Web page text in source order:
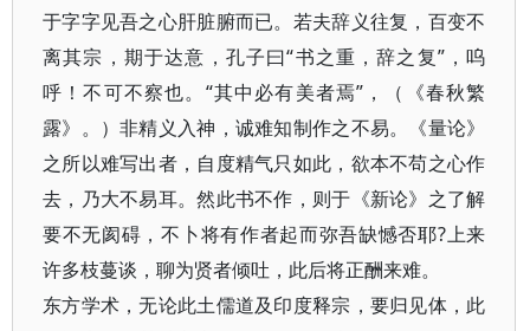
于字字见吾之心肝脏腑而已。若夫辞义往复，百变不
离其宗，期于达意，孔子曰“书之重，辞之复”，呜
呼！不可不察也。“其中必有美者焉”，（《春秋繁
露》。）非精义入神，诚难知制作之不易。《量论》
之所以难写出者，自度精气只如此，欲本不苟之心作
去，乃大不易耳。然此书不作，则于《新论》之了解
要不无阂碍，不卜将有作者起而弥吾缺憾否耶?上来
许多枝蔓谈，聊为贤者倾吐，此后将正酬来难。
东方学术，无论此土儒道及印度释宗，要归见体，此